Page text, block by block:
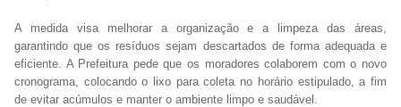
A medida visa melhorar a organização e a limpeza das áreas,
garantindo que os resíduos sejam descartados de forma adequada e
eficiente. A Prefeitura pede que os moradores colaborem com o novo
cronograma, colocando o lixo para coleta no horário estipulado, a fim
de evitar acúmulos e manter o ambiente limpo e saudável.